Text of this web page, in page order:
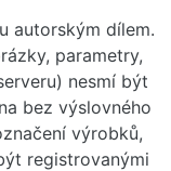
autorským dílem.
parametry,
nesmí být
bez výslovného
výrobků,
registrovanými